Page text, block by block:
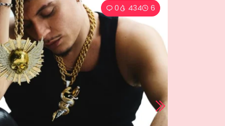
0 481 11